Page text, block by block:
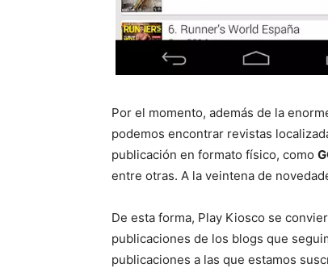
Por el momento, además de la
podemos encontrar revistas
publicación en formato físico, como
entre otras. A la veintena de
De esta forma, Play Kiosco se
publicaciones de los blogs que
publicaciones a las que estamos